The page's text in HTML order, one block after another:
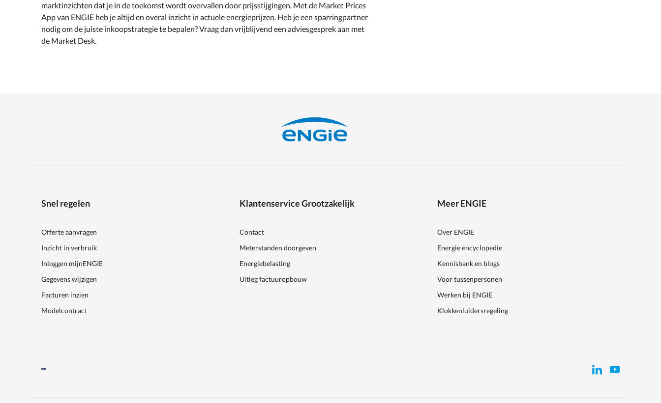
marktinzichten dat je in de toekomst wordt overvallen door prijsstijgingen. Met de Market Prices
App van ENGIE heb je altijd en overal inzicht in actuele energieprijzen. Heb je een sparringpartner
nodig om de juiste inkoopstrategie te bepalen? Vraag dan vrijblijvend een adviesgesprek aan met
de Market Desk.
Snel regelen
Offerte aanvragen
Inzicht in verbruik
Inloggen mijnENGIE
Gegevens wijzigen
Facturen inzien
Modelcontract
Klantenservice Grootzakelijk
Contact
Meterstanden doorgeven
Energiebelasting
Uitleg factuuropbouw
Meer ENGIE
Over ENGIE
Energie encyclopedie
Kennisbank en blogs
Voor tussenpersonen
Werken bij ENGIE
Klokkenluidersregeling